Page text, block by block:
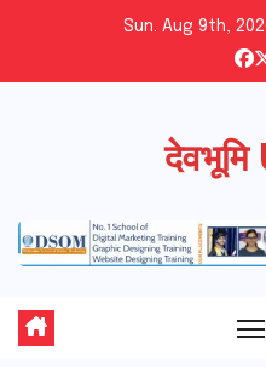
content
Sun. Aug 9th,